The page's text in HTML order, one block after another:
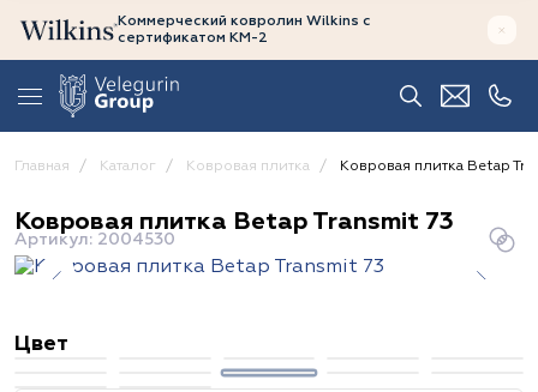
Коммерческий ковролин Wilkins с
сертификатом КМ-2
Главная Каталог Ковровая плитка Ковровая плитка Betap
Ковровая плитка Betap Transmit 73
Артикул: 2004530
Цвет